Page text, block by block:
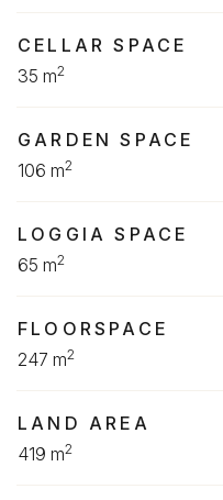
CELLAR SPACE
35 m2
GARDEN SPACE
106 m2
LOGGIA SPACE
65 m2
FLOORSPACE
247 m2
LAND AREA
419 m2